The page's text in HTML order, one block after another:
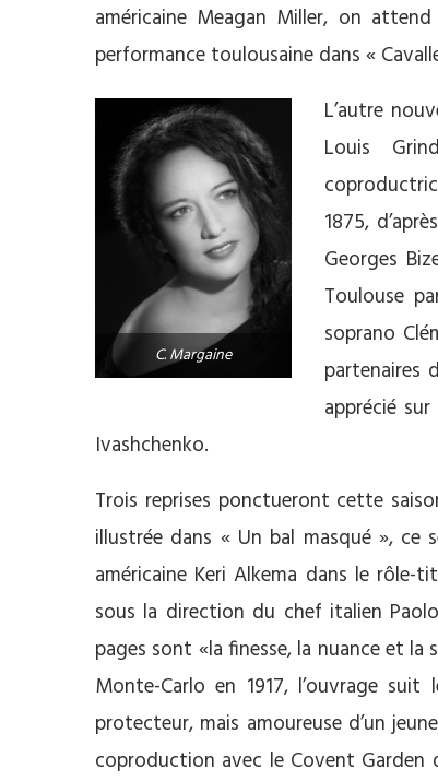
américaine Meagan Miller, on
performance toulousaine dans «
C. Margaine
L’autre
Louis
1875,
Georges
Toulouse
soprano
partenaires
apprécié
Ivashchenko.
Trois reprises ponctueront cette
illustrée dans « Un bal masqué », ce
américaine Keri Alkema dans le rôle-
sous la direction du chef italien
pages sont «la finesse, la nuance et la
Monte-Carlo en 1917, l’ouvrage
protecteur, mais amoureuse d’un
coproduction avec le Covent Garden